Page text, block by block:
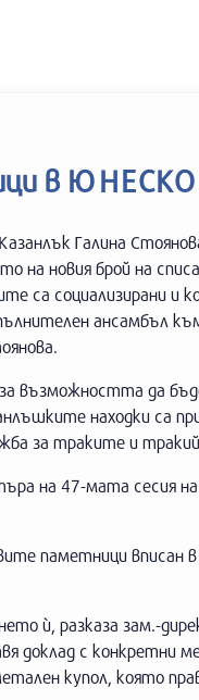
в ЮНЕСКО
Галина
на новия брой на
са социализирани и
ансамбъл
възможността да
находки са
за траките и
на 47-мата сесия
паметници
ѝ, разказа зам.-
доклад с конкретни
купол, която